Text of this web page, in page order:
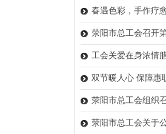
乐...
春遇色彩，手作疗
荥阳市总工会召开
四...
工会关爱在身浓情
双节暖人心 保障
荥阳市总工会组织
工...
荥阳市总工会关于